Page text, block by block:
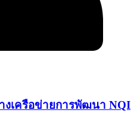
งเครือข่ายการพัฒนา NQI